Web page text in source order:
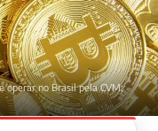
operar no Brasil pela CVM;